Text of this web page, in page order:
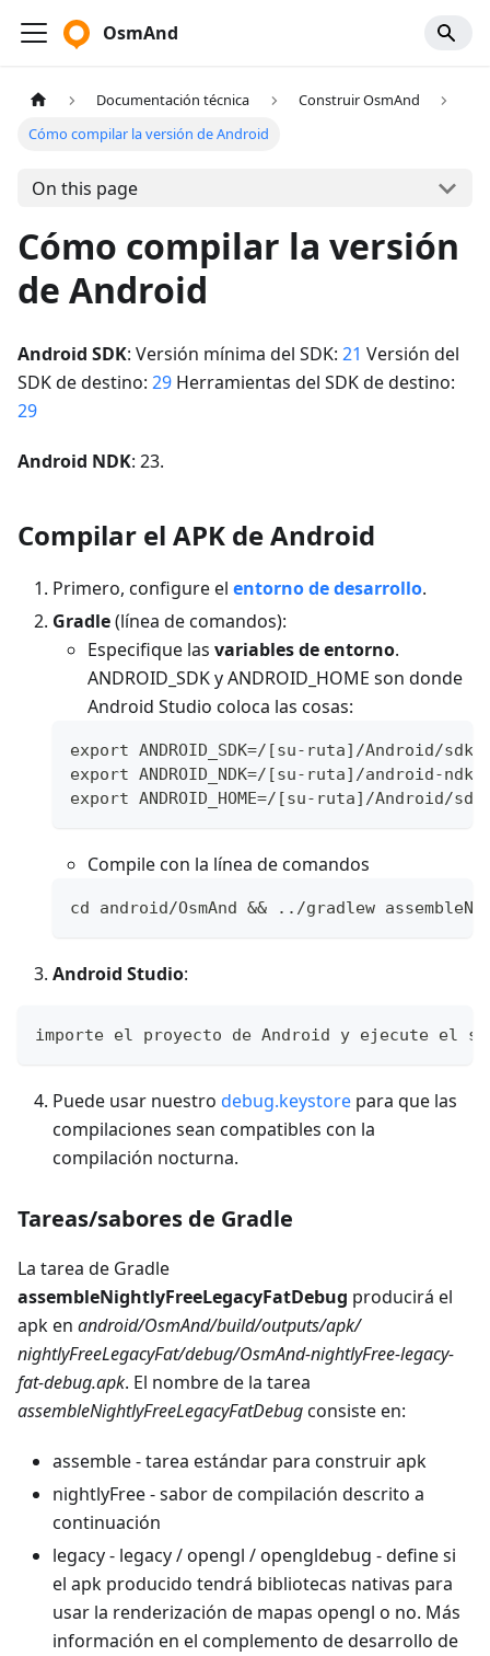
OsmAnd
Documentación técnica
Construir OsmAnd
Cómo compilar la versión de Android
On this page
Cómo compilar la versión
de Android
Android SDK: Versión mínima del SDK: 21 Versión del
SDK de destino: 29 Herramientas del SDK de destino:
29
Android NDK: 23.
Compilar el APK de Android
Primero, configure el entorno de desarrollo.
Gradle(línea de comandos):
Especifique las variables de entorno.
ANDROID_SDK y ANDROID_HOME son donde
Android Studio coloca las cosas:
export ANDROID_SDK=/[su-ruta]/Android/sdk
export ANDROID_NDK=/[su-ruta]/android-ndk-
export ANDROID_HOME=/[su-ruta]/Android/sdk
Compile con la línea de comandos
cd android/OsmAnd && ../gradlew
Android Studio:
importe el proyecto de Android y ejecute el
Puede usar nuestro debug.keystore para que las
compilaciones sean compatibles con la
compilación nocturna.
Tareas/sabores de Gradle
La tarea de Gradle
assembleNightlyFreeLegacyFatDebug producirá el
apk en android/OsmAnd/build/outputs/apk/
nightlyFreeLegacyFat/debug/OsmAnd-nightlyFree-legacy-
fat-debug.apk. El nombre de la tarea
assembleNightlyFreeLegacyFatDebugconsiste en:
assemble - tarea estándar para construir apk
nightlyFree - sabor de compilación descrito a
continuación
legacy - legacy / opengl / opengldebug - define si
el apk producido tendrá bibliotecas nativas para
usar la renderización de mapas opengl o no. Más
información en el complemento de desarrollo de